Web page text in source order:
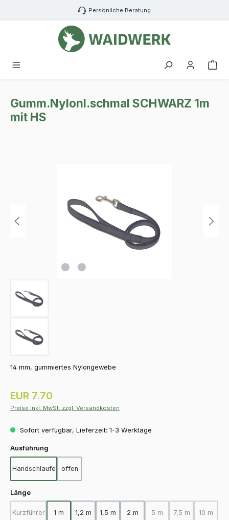
Zum Hauptinhalt springen Persönliche Beratung
Gumm.Nylonl.schmal SCHWARZ 1m
mit HS
14 mm, gummiertes Nylongewebe
Regulärer Preis:
EUR 7.70
Preise inkl. MwSt. zzgl. Versandkosten
Sofort verfügbar, Lieferzeit: 1-3 Werktage
Ausführung
Handschlaufe offen
Längeauswählen
Kurzführer
(Diese Option ist zurzeit nicht verfügbar.)
1 m 1,2 m 1,5 m 2 m 5 m
(Diese Option ist zurzeit
7,5 m
(Diese Option
10 m
(Diese